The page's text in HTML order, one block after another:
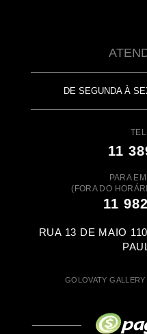
DE SEGUNDA À
11
PARA
(FORA DO
11
RUA 13 DE MAIO
GOLOVATY